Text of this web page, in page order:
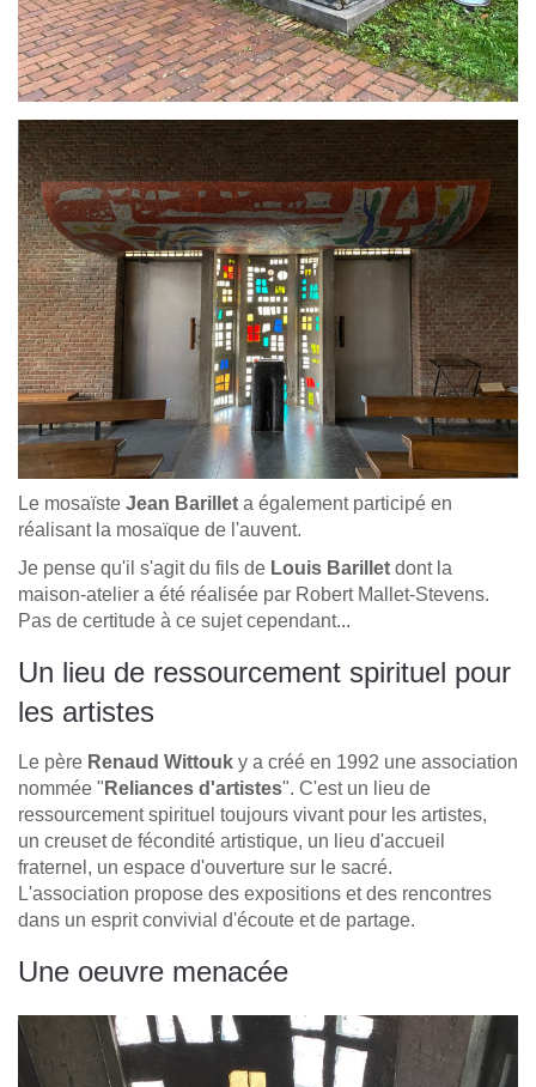
Le mosaïste Jean Barillet a également participé en
réalisant la mosaïque de l'auvent.
Je pense qu'il s'agit du fils de Louis Barillet dont la
maison-atelier a été réalisée par Robert Mallet-Stevens.
Pas de certitude à ce sujet cependant...
Un lieu de ressourcement spirituel pour
les artistes
Le père Renaud Wittouk y a créé en 1992 une association
nommée " Reliances d'artistes". C'est un lieu de
ressourcement spirituel toujours vivant pour les artistes,
un creuset de fécondité artistique, un lieu d'accueil
fraternel, un espace d'ouverture sur le sacré.
L'association propose des expositions et des rencontres
dans un esprit convivial d'écoute et de partage.
Une oeuvre menacée